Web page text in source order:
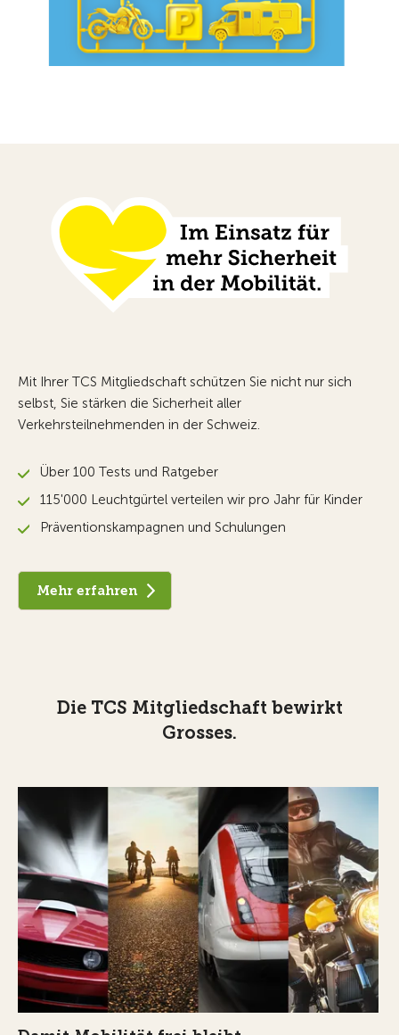
Mit Ihrer TCS Mitgliedschaft schützen Sie nicht nur sich
selbst, Sie stärken die Sicherheit aller
Verkehrsteilnehmenden in der Schweiz.
Über 100 Tests und Ratgeber
115'000 Leuchtgürtel verteilen wir pro Jahr für Kinder
Präventionskampagnen und Schulungen
Mehr erfahren
Die TCS Mitgliedschaft bewirkt
Grosses.